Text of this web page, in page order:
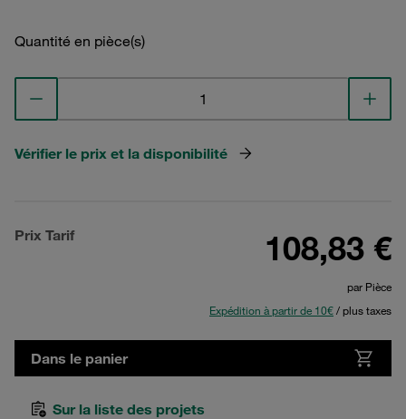
Quantité en pièce(s)
Vérifier le prix et la disponibilité
Prix Tarif 108,83 €
par Pièce
Expédition à partir de 10€/ plus taxes
Dans le panier
Sur la liste des projets